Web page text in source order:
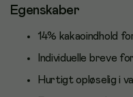
Egenskaber
14% kakaoindhold
Individuelle breve
Hurtigt opløselig i